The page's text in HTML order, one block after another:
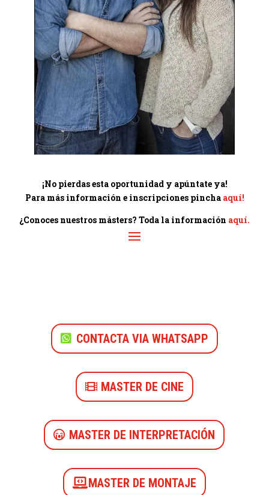
¡No pierdas esta oportunidad y apúntate ya!
Para más información e inscripciones pincha aquí!
¿Conoces nuestros másters? Toda la información aquí.
CONTACTA VIA WHATSAPP
MASTER DE CINE
MASTER DE INTERPRETACIÓN
MASTER DE MONTAJE